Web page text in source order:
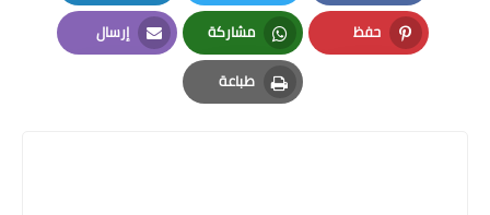
Facebook
Twitter
LinkedIn
حفظ
Pinterest
مشاركة
Whatsapp
إرسال
Email
طباعة
Print